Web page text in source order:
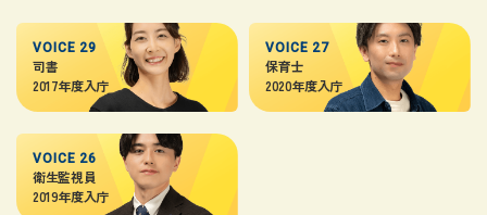
VOICE 29
司書
2017年度入庁
VOICE 27
保育士
2020年度入庁
VOICE 26
衛生監視員
2019年度入庁